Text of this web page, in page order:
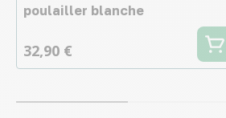
poulailler blanche
32,90 €